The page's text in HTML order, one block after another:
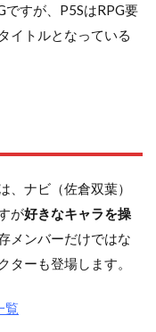
すが、P5SはRPG要
イトルとなっている
、ナビ（佐倉双葉）
が好きなキャラを操
メンバーだけではな
ターも登場します。
覧